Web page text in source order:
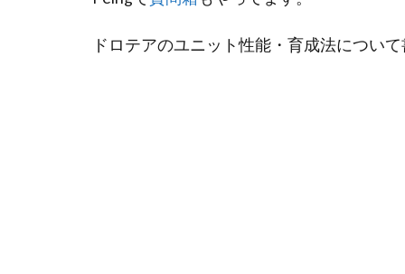
ドロテアのユニット性能・育成法について